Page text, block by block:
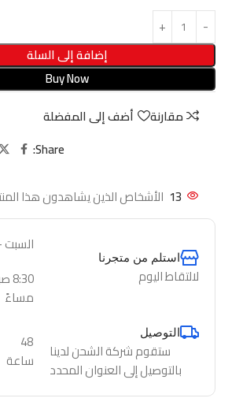
إضافة إلى السلة
Buy Now
مقارنة
أضف إلى المفضلة
Share:
13 الأشخاص الذين يشاهدون هذا
استلم من متجرنا
لالتقاط اليوم
مساءً
التوصيل
ستقوم شركة الشحن لدينا
بالتوصيل إلى العنوان المحدد
48
ساعة